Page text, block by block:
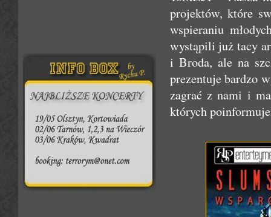
projektów, które
wspieraniu
wystąpili już tacy
i Broda, ale na
prezentuje bardzo
zagrać z nami i
których